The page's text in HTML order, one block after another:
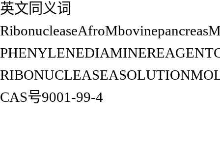
英文同义词
CAS号9001-99-4